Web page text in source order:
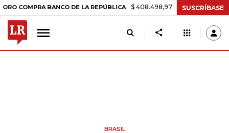
BANCO DE LA REPÚBLICA $ 408.498,97 +$ 8.753,81 +2,19%
SUSCRÍBASE
BRASIL